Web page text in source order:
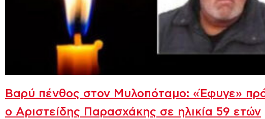
Βαρύ πένθος στον Μυλοπόταμο: «Έφυγε»
ο Αριστείδης Παρασχάκης σε ηλικία 59 ετών